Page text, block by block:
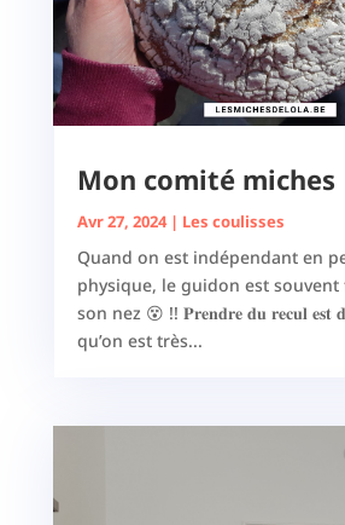
Mon comité miches
Avr 27, 2024| Les coulisses
Quand on est indépendant en
physique, le guidon est
son nez 😵 !! 𝐏𝐫𝐞𝐧𝐝𝐫𝐞 𝐝𝐮 𝐫𝐞𝐜𝐮𝐥 𝐞𝐬𝐭
qu’on est très...